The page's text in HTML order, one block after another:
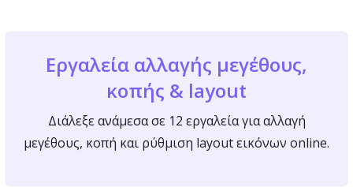
Εργαλεία αλλαγής μεγέθους,
κοπής & layout
Διάλεξε ανάμεσα σε 12 εργαλεία για αλλαγή
μεγέθους, κοπή και ρύθμιση layout εικόνων online.